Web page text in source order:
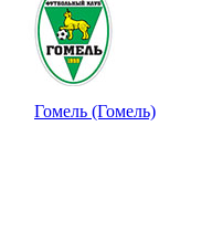
Гомель (Гомель)